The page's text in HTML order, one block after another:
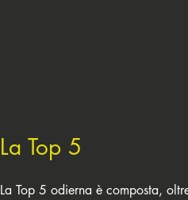
La Top 5
La Top 5 odierna è composta,